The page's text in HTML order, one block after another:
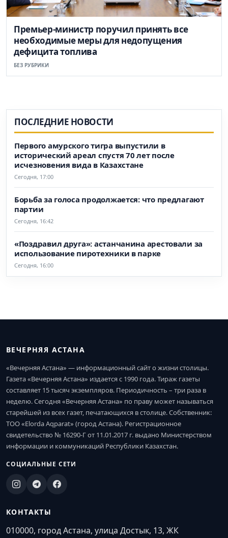
Премьер-министр поручил принять все
необходимые меры для недопущения
дефицита топлива
БЕЗ РУБРИКИ
ПОСЛЕДНИЕ НОВОСТИ
Первого амурского тигра выпустили в
исторический ареал спустя 70 лет после
исчезновения вида в Казахстане
Сегодня, 17:00
Борьба за голоса продолжается: что предлагают
партии
Сегодня, 16:42
«Поздравил друга»: астанчанина арестовали за
использование пиротехники в парке
Сегодня, 16:00
ВЕЧЕРНЯЯ АСТАНА
«Вечерняя Астана» — информационный сайт о жизни столицы.
Газета «Вечерняя Астана» издается с 1990 года. Тираж газеты
составляет 15 тысяч экземпляров. Периодичность – три раза в
неделю. Сегодня «Вечерняя Астана» по праву может называться
старейшей из всех газет, печатающихся в столице. Собственник:
ТОО «Elorda Aqparat» (город Астана). Регистрационное
свидетельство № 16290-Г от 11.01.2017 г. выдано Министерством
информации и коммуникаций Республики Казахстан.
СОЦИАЛЬНЫЕ СЕТИ
КОНТАКТЫ
010000, город Астана, улица Достык, 13, ЖК